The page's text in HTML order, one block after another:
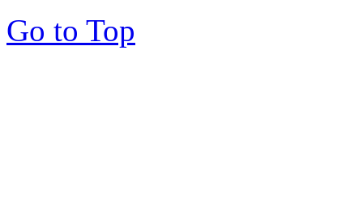
Go to Top